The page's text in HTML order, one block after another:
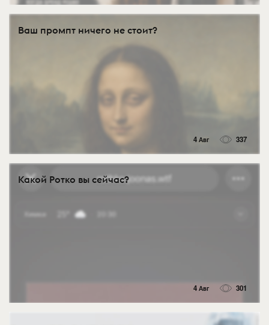
Ваш промпт ничего не стоит?
4 Авг 337
Какой Ротко вы сейчас?
4 Авг 301